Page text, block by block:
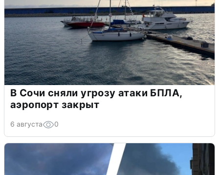
В Сочи сняли угрозу атаки БПЛА,
аэропорт закрыт
6 августа 0